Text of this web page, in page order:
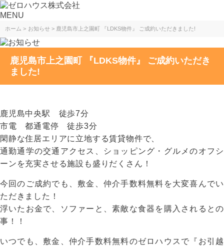
MENU
ホーム お知らせ 鹿児島市上之園町 『LDKS物件』 ご成約いただきました!
鹿児島市上之園町 『LDKS物件』 ご成約いただき
ました!
鹿児島中央駅 徒歩7分
市電 都通電停 徒歩3分
閑静な住居エリアに立地する賃貸物件で、
通勤通学の交通アクセス、ショッピング・グルメのオフシ
ーンを充実させる施設も盛りだくさん！
今回のご成約でも、敷金、仲介手数料無料を大変喜んでい
ただきました！
浮いたお金で、ソファーと、素敵な食器を購入されるとの
事！！
いつでも、敷金、仲介手数料無料のゼロハウスで『お引越